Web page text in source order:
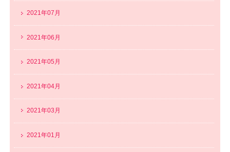
2021年07月
2021年06月
2021年05月
2021年04月
2021年03月
2021年01月